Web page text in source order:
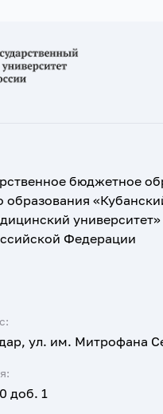
бюджетное
Федерации
ул. им. Митрофана
доб. 1